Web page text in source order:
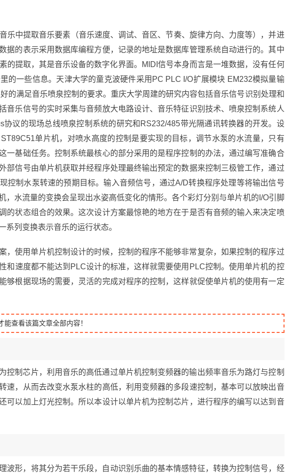
乐中提取音乐要素（音乐速度、调试、音区、节奏、旋律方向、力度等），并进
据的表示采用数据库编程方便，记录的地址是数据库管理系统自动进行的。其中
的提取，其是音乐设备的数字化界面。MIDI信号本身而言是一堆数据，没有任何
的一些信息。天津大学的童克波硬件采用PC PLC I/O扩展模块 EM232模拟量输
的满足音乐喷泉控制的要求。重庆大学周建的研究内容包括音乐信号识别处理和
音乐信号的实时采集与音频放大电路设计、音乐特征识别技术、喷泉控制系统人
协议的现场总线喷泉控制系统的研究和RS232/485带光隔通讯转换器的开发。设
单片机，对喷水高度的控制是要实现的目标，调节水泵的水流量，只有
一基础任务。控制系统最核心的部分采用的是程序控制的办法，通过编写准确合
部信号由单片机获取并经程序处理最终输出预定的数据来控制三极管工作，通过
控制水泵转速的预期目标。输入音频信号，通过A/D转换程序处理等将输出信号
，水流量的变换会呈现出水姿高低变化的情形。各个彩灯分别与单片机的I/O引脚
的状态组合的效果。这次设计方案最惊艳的地方在于是否有音频的输入来决定喷
系列变换表示音乐的运行状态。
，使用单片机控制设计的时候，控制的程序不能够非常复杂，如果控制的程序过
和速度都不能达到PLC设计的标准，这样就需要使用PLC控制。使用单片机的控
够根据现场的需要，灵活的完成对程序的控制，这样就促使单片机的使用有一定
查看该篇文章全部内容！
控制芯片，利用音乐的高低通过单片机控制变频器的输出频率音乐为路灯与控制
速，从而去改变水泵水柱的高低，利用变频器的多段速控制，基本可以放映出音
可以加上灯光控制。所以本设计以单片机为控制芯片，进行程序的编写以达到音
波形，将其分为若干乐段，自动识别乐曲的基本情感特征，转换为控制信号，经